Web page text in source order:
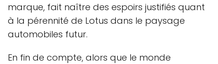
marque, fait naître des espoirs justifiés quant
à la pérennité de Lotus dans le paysage
automobiles futur.
En fin de compte, alors que le monde